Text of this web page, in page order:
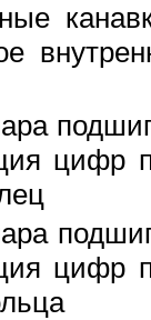
цифр
цифр